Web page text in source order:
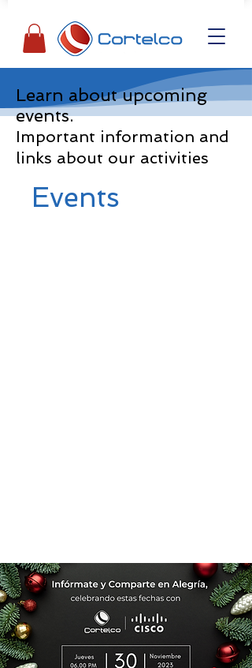
Learn about upcoming
events.
Important information and
links about our activities
Events